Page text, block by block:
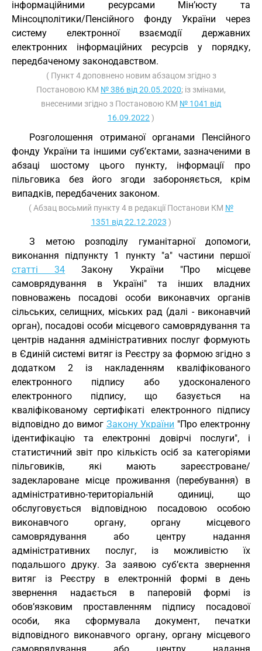
інформаційними ресурсами Мін’юсту та
Мінсоцполітики/Пенсійного фонду України через
систему електронної взаємодії державних
електронних інформаційних ресурсів у порядку,
передбаченому законодавством.
( Пункт 4 доповнено новим абзацом згідно з
Постановою КМ № 386 від 20.05.2020; із змінами,
внесеними згідно з Постановою КМ № 1041 від
16.09.2022 )
Розголошення отриманої органами Пенсійного
фонду України та іншими суб’єктами, зазначеними в
абзаці шостому цього пункту, інформації про
пільговика без його згоди забороняється, крім
випадків, передбачених законом.
( Абзац восьмий пункту 4 в редакції Постанови КМ №
1351 від 22.12.2023 )
З метою розподілу гуманітарної допомоги,
виконання підпункту 1 пункту "а" частини першої
статті 34 Закону України "Про місцеве
самоврядування в Україні" та інших владних
повноважень посадові особи виконавчих органів
сільських, селищних, міських рад (далі - виконавчий
орган), посадові особи місцевого самоврядування та
центрів надання адміністративних послуг формують
в Єдиній системі витяг із Реєстру за формою згідно з
додатком 2 із накладенням кваліфікованого
електронного підпису або удосконаленого
електронного підпису, що базується на
кваліфікованому сертифікаті електронного підпису
відповідно до вимог Закону України "Про електронну
ідентифікацію та електронні довірчі послуги", і
статистичний звіт про кількість осіб за категоріями
пільговиків, які мають зареєстроване/
задеклароване місце проживання (перебування) в
адміністративно-територіальній одиниці, що
обслуговується відповідною посадовою особою
виконавчого органу, органу місцевого
самоврядування або центру надання
адміністративних послуг, із можливістю їх
подальшого друку. За заявою суб’єкта звернення
витяг із Реєстру в електронній формі в день
звернення надається в паперовій формі із
обов’язковим проставленням підпису посадової
особи, яка сформувала документ, печатки
відповідного виконавчого органу, органу місцевого